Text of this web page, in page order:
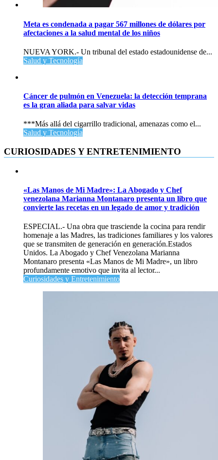
Meta es condenada a pagar 567 millones de dólares por
afectaciones a la salud mental de los niños
NUEVA YORK.- Un tribunal del estado estadounidense de...
Salud y Tecnología
Cáncer de pulmón en Venezuela: la detección temprana
es la gran aliada para salvar vidas
***Más allá del cigarrillo tradicional, amenazas como el...
Salud y Tecnología
CURIOSIDADES Y ENTRETENIMIENTO
«Las Manos de Mi Madre»: La Abogado y Chef
venezolana Marianna Montanaro presenta un libro que
convierte las recetas en un legado de amor y tradición
ESPECIAL.- Una obra que trasciende la cocina para rendir
homenaje a las Madres, las tradiciones familiares y los valores
que se transmiten de generación en generación.Estados
Unidos. La Abogado y Chef Venezolana Marianna
Montanaro presenta «Las Manos de Mi Madre», un libro
profundamente emotivo que invita al lector...
Curiosidades y Entretenimiento